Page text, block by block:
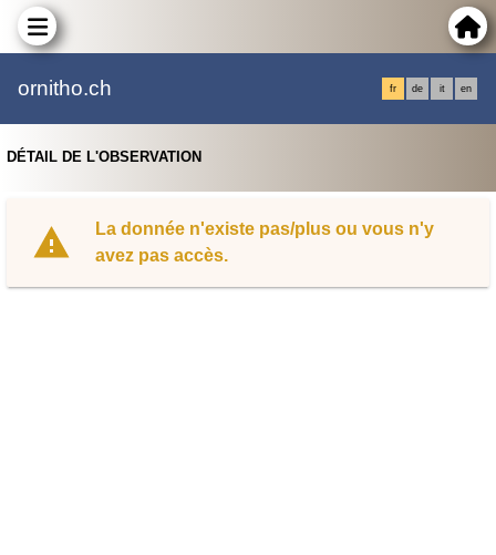
ornitho.ch fr de it en
DÉTAIL DE L'OBSERVATION
La donnée n'existe pas/plus ou vous n'y
avez pas accès.